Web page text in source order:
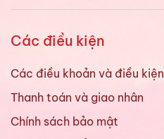
Các điều kiện
Các điều khoản và điều kiện
Thanh toán và giao nhân
Chính sách bảo mật